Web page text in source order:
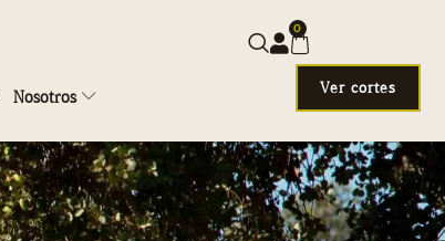
Nosotros
0
Ver cortes